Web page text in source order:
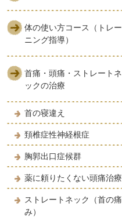
体の使い方コース（トレー
ニング指導）
首痛・頭痛・ストレートネ
ックの治療
首の寝違え
頚椎症性神経根症
胸郭出口症候群
薬に頼りたくない頭痛治療
ストレートネック（首の痛
み）